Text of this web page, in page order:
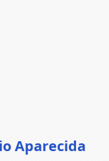
Aparecida